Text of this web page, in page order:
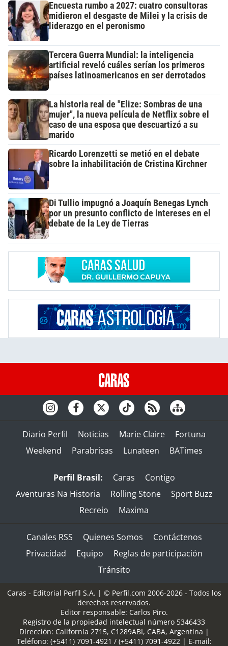
Encuesta rumbo a 2027: cuatro consultoras
midieron el desgaste de Milei y la crisis de
liderazgo en el peronismo
Tercera Guerra Mundial: la inteligencia
artificial reveló cuáles serían los primeros
países latinoamericanos en ser derrotados
La historia real de "Elize: Sombras de una
mujer", la nueva película de Netflix sobre el
caso de una esposa que descuartizó a su
marido
Ricardo Lorenzetti se metió en el debate
sobre la inhabilitación de Cristina Kirchner
Di Tullio impugnó a Joaquín Benegas Lynch
por un presunto conflicto de intereses en el
debate de la Ley de Tierras
Diario Perfil Noticias Marie Claire
Fortuna
Weekend
Parabrisas Lunateen BATimes
Perfil Brasil: Caras
Contigo
Aventuras Na Historia
Rolling Stone
Sport Buzz
Recreio
Maxima
Canales RSS Quienes Somos
Contáctenos
Privacidad
Equipo
Reglas de participación
Tránsito
Caras - Editorial Perfil S.A. | © Perfil.com 2006-2026 - Todos los
derechos reservados.
Editor responsable: Carlos Piro.
Registro de la propiedad intelectual número 5346433
Dirección: California 2715, C1289ABI, CABA, Argentina |
Teléfono: (+5411) 7091-4921 / (+5411) 7091-4922 | E-mail: